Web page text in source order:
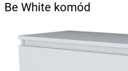
Be White komód